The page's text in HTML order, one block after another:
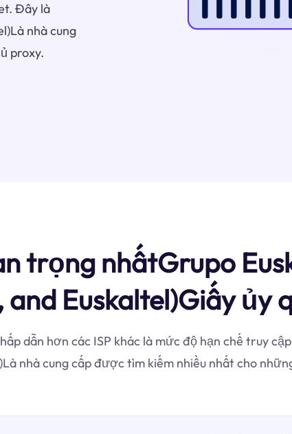
Đây là
nhà cung
proxy.
trọng nhấtGrupo
and Euskaltel)Giấy ủy
dẫn hơn các ISP khác là mức độ hạn chế truy
nhà cung cấp được tìm kiếm nhiều nhất cho